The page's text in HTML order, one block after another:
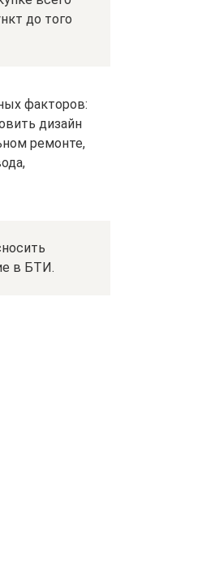
до того
факторов:
дизайн
ремонте,
в БТИ.